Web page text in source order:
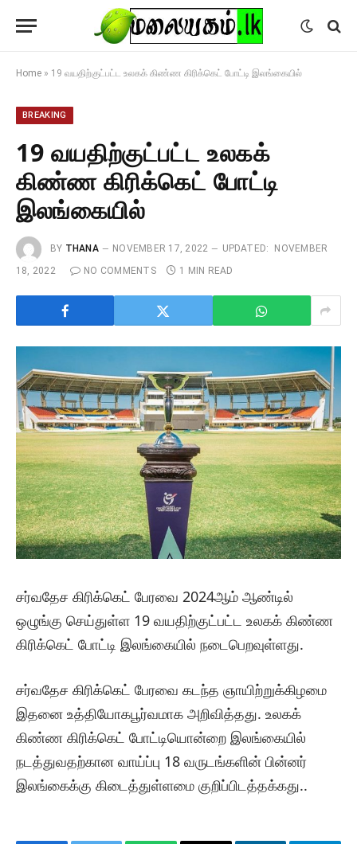
Home » 19 வயதிற்குட்பட்ட உலகக் கிண்ண கிரிக்கெட் போட்டி இலங்கையில்
BREAKING
19 வயதிற்குட்பட்ட உலகக்
கிண்ண கிரிக்கெட் போட்டி
இலங்கையில்
BY THANA NOVEMBER 17, 2022 UPDATED:
NOVEMBER
18, 2022
NO COMMENTS 1 MIN READ
சர்வதேச கிரிக்கெட் பேரவை 2024ஆம் ஆண்டில்
ஒழுங்கு செய்துள்ள 19 வயதிற்குட்பட்ட உலகக் கிண்ண
கிரிக்கெட் போட்டி இலங்கையில் நடைபெறவுள்ளது.
சர்வதேச கிரிக்கெட் பேரவை கடந்த ஞாயிற்றுக்கிழமை
இதனை உத்தியோகபூர்வமாக அறிவித்தது. உலகக்
கிண்ண கிரிக்கெட் போட்டியொன்றை இலங்கையில்
நடத்துவதற்கான வாய்ப்பு 18 வருடங்களின் பின்னர்
இலங்கைக்கு கிடைத்துள்ளமை குறிப்பிடத்தக்கது..